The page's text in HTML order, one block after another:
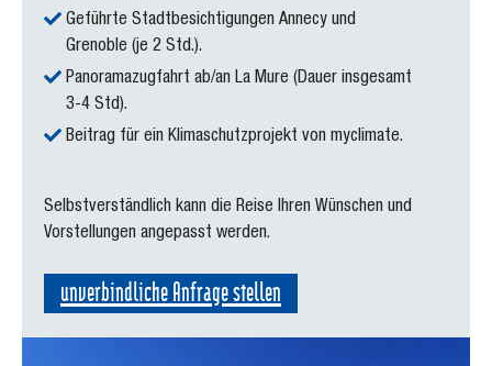
Geführte Stadtbesichtigungen Annecy und
Grenoble (je 2 Std.).
Panoramazugfahrt ab/an La Mure (Dauer insgesamt
3-4 Std).
Beitrag für ein Klimaschutzprojekt von myclimate.
Selbstverständlich kann die Reise Ihren Wünschen und
Vorstellungen angepasst werden.
unverbindliche Anfrage stellen